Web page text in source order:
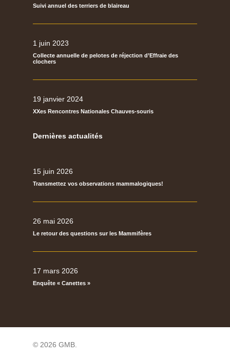
Suivi annuel des terriers de blaireau
1 juin 2023
Collecte annuelle de pelotes de réjection d’Effraie des
clochers
19 janvier 2024
XXes Rencontres Nationales Chauves-souris
Dernières actualités
15 juin 2026
Transmettez vos observations mammalogiques!
26 mai 2026
Le retour des questions sur les Mammifères
17 mars 2026
Enquête « Canettes »
© 2026 GMB.